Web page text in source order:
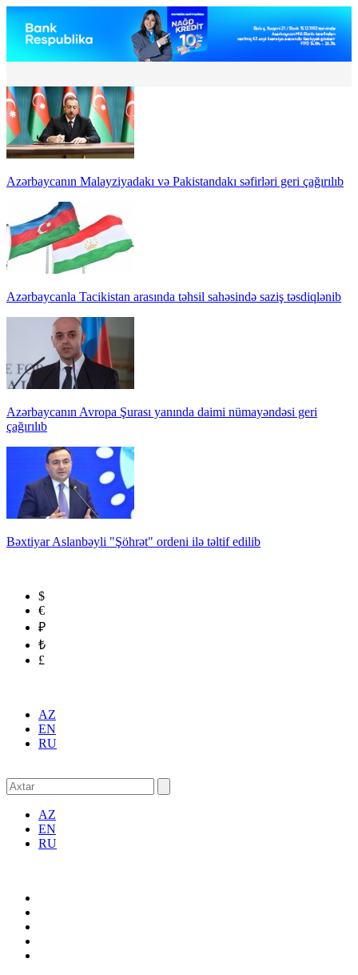
Azərbaycanın Malayziyadakı və Pakistandakı səfirləri geri çağırılıb
Azərbaycanla Tacikistan arasında təhsil sahəsində saziş təsdiqlənib
Azərbaycanın Avropa Şurası yanında daimi nümayəndəsi geri
çağırılıb
Bəxtiyar Aslanbəyli "Şöhrət" ordeni ilə təltif edilib
$
€
₽
₺
£
AZ
EN
RU
AZ
EN
RU